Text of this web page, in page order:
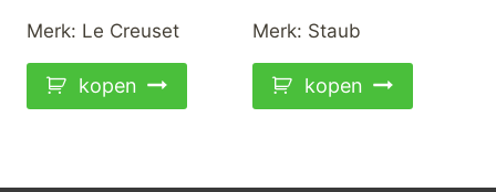
Merk: Le Creuset
kopen
was:
Merk: Staub
kopen